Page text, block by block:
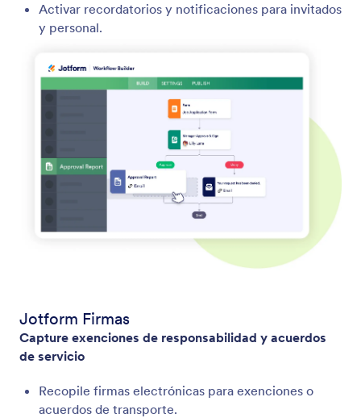
Activar recordatorios y notificaciones para invitados
y personal.
Jotform Firmas
Capture exenciones de responsabilidad y acuerdos
de servicio
Recopile firmas electrónicas para exenciones o
acuerdos de transporte.